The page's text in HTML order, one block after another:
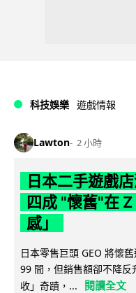
科技娛樂 遊戲情報
Lawton 2 小時
日本二手遊戲
四成 "懷舊"在
感」
日本零售巨頭 GEO 將懷
99 間，但銷售額卻不降
收」奇蹟，...
閱讀全文